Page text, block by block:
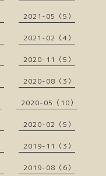
2021-05（5）
2021-02（4）
2020-11（5）
2020-08（3）
2020-05（10）
2020-02（5）
2019-11（3）
2019-08（6）